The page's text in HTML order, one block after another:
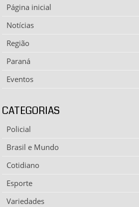
Página inicial
Notícias
Região
Paraná
Eventos
CATEGORIAS
Policial
Brasil e Mundo
Cotidiano
Esporte
Variedades